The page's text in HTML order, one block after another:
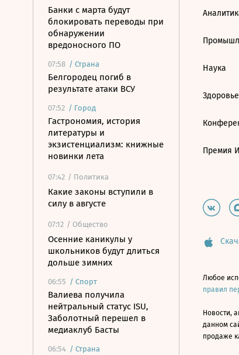
Банки с марта будут
блокировать переводы при
обнаружении
вредоносного ПО
07:58 / Страна
Белгородец погиб в
результате атаки ВСУ
07:52 / Город
Гастрономия, история
литературы и
экзистенциализм: книжные
новинки лета
07:42 / Политика
Какие законы вступили в
силу в августе
07:12 / Общество
Осенние каникулы у
школьников будут длиться
дольше зимних
06:55 / Спорт
Валиева получила
нейтральный статус ISU,
Заболотный перешел в
медиаклуб Басты
06:54 / Страна
Наука
Здоровье
Премия
Любое
правил
Новости,
данном
продаже